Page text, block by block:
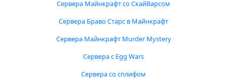
Сервера Майнкрафт со СкайВарсом
Сервера Браво Старс в Майнкрафт
Сервера Майнкрафт Murder Mystery
Сервера с Egg Wars
Сервера со сплифом